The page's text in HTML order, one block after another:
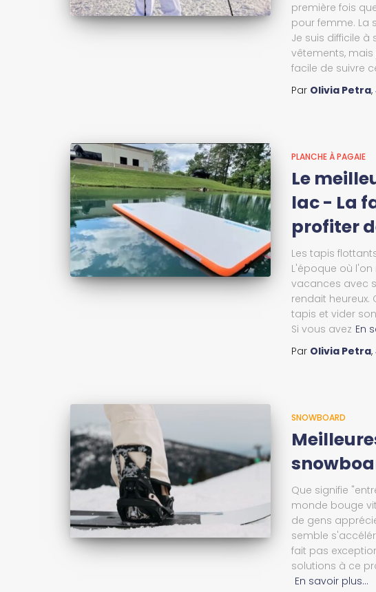
première fois
pour femme. La
Je suis difficile
vêtements, mais
facile de suivre
Par Olivia Petra,
PLANCHE À PAGAIE
Le
lac - La
profiter
Les tapis
L'époque où
vacances avec
rendait heureux.
tapis et vider
Si vous avez En
Par Olivia Petra,
SNOWBOARD
Que signifie
monde bouge
de gens
semble
fait pas
solutions à ce
En savoir plus…